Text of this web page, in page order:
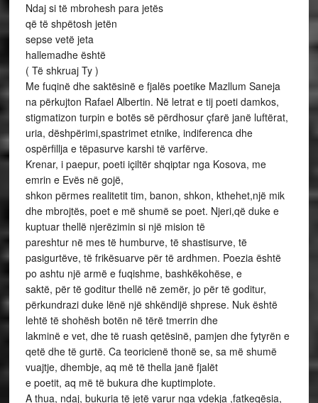
Ndaj si të mbrohesh para jetës
që të shpëtosh jetën
sepse vetë jeta
hallemadhe është
( Të shkruaj Ty )
Me fuqinë dhe saktësinë e fjalës poetike Mazllum Saneja
na përkujton Rafael Albertin. Në letrat e tij poeti damkos,
stigmatizon turpin e botës së përdhosur çfarë janë luftërat,
uria, dëshpërimi,spastrimet etnike, indiferenca dhe
ospërfillja e tëpasurve karshi të varfërve.
Krenar, i paepur, poeti içiltër shqiptar nga Kosova, me
emrin e Evës në gojë,
shkon përmes realitetit tim, banon, shkon, kthehet,një mik
dhe mbrojtës, poet e më shumë se poet. Njeri,që duke e
kuptuar thellë njerëzimin si një mision të
pareshtur në mes të humburve, të shastisurve, të
pasigurtëve, të frikësuarve për të ardhmen. Poezia është
po ashtu një armë e fuqishme, bashkëkohëse, e
saktë, për të goditur thellë në zemër, jo për të goditur,
përkundrazi duke lënë një shkëndijë shprese. Nuk është
lehtë të shohësh botën në tërë tmerrin dhe
lakminë e vet, dhe të ruash qetësinë, pamjen dhe fytyrën e
qetë dhe të gurtë. Ca teoricienë thonë se, sa më shumë
vuajtje, dhembje, aq më të thella janë fjalët
e poetit, aq më të bukura dhe kuptimplote.
A thua, ndaj, bukuria të jetë varur nga vdekja ,fatkeqësia,